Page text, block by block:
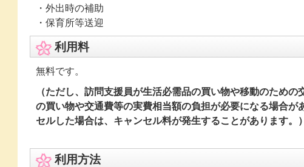
・外出時の補助
・保育所等送迎
利用料
無料です。
（ただし、訪問支援員が生活必需品の買い物や移動のため
の買い物や交通費等の実費相当額の負担が必要になる場合が
セルした場合は、キャンセル料が発生することがあります。）
利用方法